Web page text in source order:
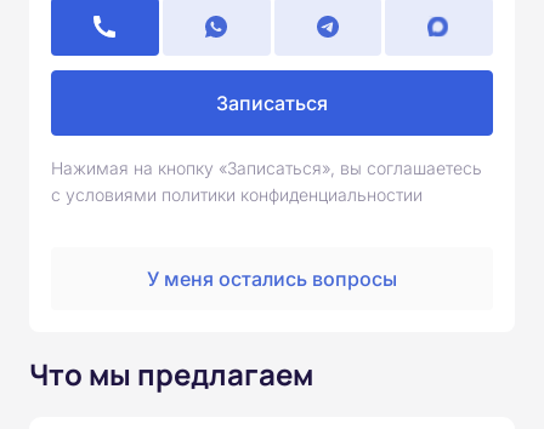
Записаться
Нажимая на кнопку «Записаться», вы соглашаетесь
с условиями политики конфиденциальностии
У меня остались вопросы
Что мы предлагаем